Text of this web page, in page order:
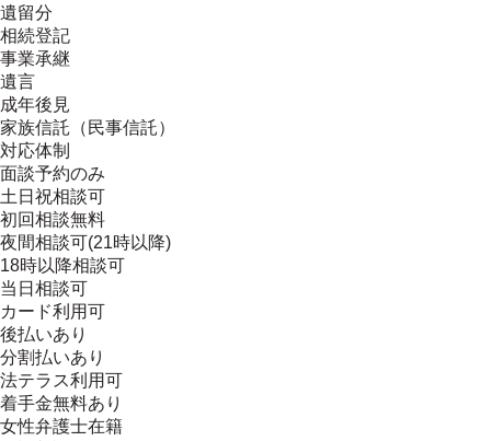
遺留分
相続登記
事業承継
遺言
成年後見
家族信託（民事信託）
対応体制
面談予約のみ
土日祝相談可
初回相談無料
夜間相談可(21時以降)
18時以降相談可
当日相談可
カード利用可
後払いあり
分割払いあり
法テラス利用可
着手金無料あり
女性弁護士在籍